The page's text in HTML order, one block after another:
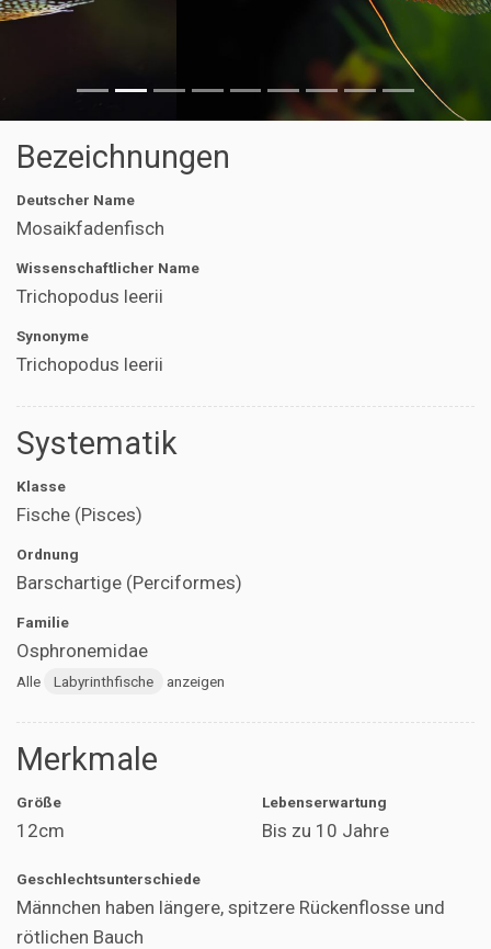
Bezeichnungen
Deutscher Name
Mosaikfadenfisch
Wissenschaftlicher Name
Trichopodus leerii
Synonyme
Trichopodus leerii
Systematik
Klasse
Fische (Pisces)
Ordnung
Barschartige (Perciformes)
Familie
Osphronemidae
Alle Labyrinthfische anzeigen
Merkmale
Größe
12cm
Lebenserwartung
Bis zu 10 Jahre
Geschlechtsunterschiede
Männchen haben längere, spitzere Rückenflosse und
rötlichen Bauch